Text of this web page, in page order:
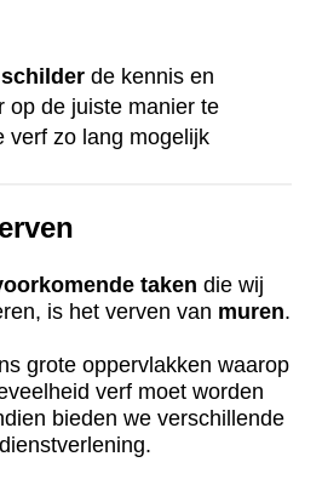
schilder de kennis en
op de juiste manier te
verf zo lang mogelijk
taken die wij
is het verven van muren.
grote oppervlakken waarop
verf moet worden
bieden we verschillende